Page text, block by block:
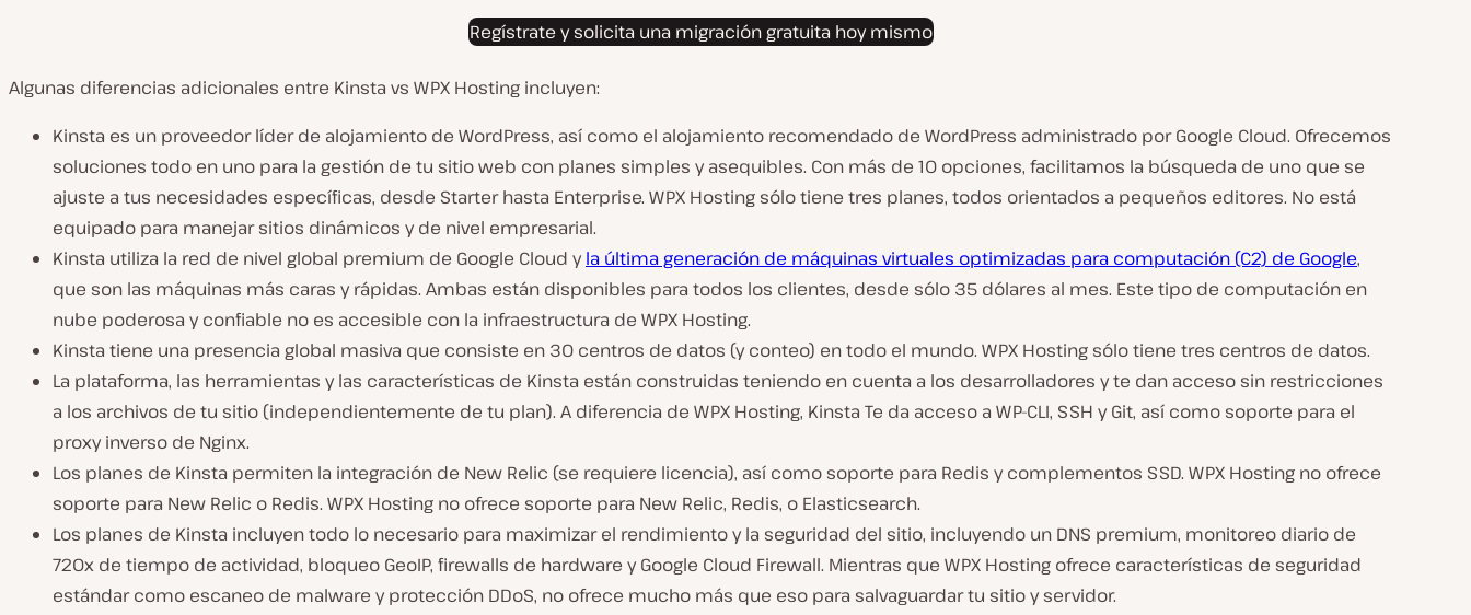
Regístrate y solicita una migración gratuita hoy mismo
Algunas diferencias adicionales entre Kinsta vs WPX Hosting incluyen:
Kinsta es un proveedor líder de alojamiento de WordPress, así como el alojamiento recomendado de WordPress administrado por Google Cloud. Ofrecemos
soluciones todo en uno para la gestión de tu sitio web con planes simples y asequibles. Con más de 10 opciones, facilitamos la búsqueda de uno que se
ajuste a tus necesidades específicas, desde Starter hasta Enterprise. WPX Hosting sólo tiene tres planes, todos orientados a pequeños editores. No está
equipado para manejar sitios dinámicos y de nivel empresarial.
Kinsta utiliza la red de nivel global premium de Google Cloud yla última generación de máquinas virtuales optimizadas para computación (C2) de Google,
que son las máquinas más caras y rápidas. Ambas están disponibles para todos los clientes, desde sólo 35 dólares al mes. Este tipo de computación en
nube poderosa y confiable no es accesible con la infraestructura de WPX Hosting.
Kinsta tiene una presencia global masiva que consiste en 30 centros de datos (y conteo) en todo el mundo. WPX Hosting sólo tiene tres centros de datos.
La plataforma, las herramientas y las características de Kinsta están construidas teniendo en cuenta a los desarrolladores y te dan acceso sin restricciones
a los archivos de tu sitio (independientemente de tu plan). A diferencia de WPX Hosting, Kinsta Te da acceso a WP-CLI, SSH y Git, así como soporte para el
proxy inverso de Nginx.
Los planes de Kinsta permiten la integración de New Relic (se requiere licencia), así como soporte para Redis y complementos SSD. WPX Hosting no ofrece
soporte para New Relic o Redis. WPX Hosting no ofrece soporte para New Relic, Redis, o Elasticsearch.
Los planes de Kinsta incluyen todo lo necesario para maximizar el rendimiento y la seguridad del sitio, incluyendo un DNS premium, monitoreo diario de
720x de tiempo de actividad, bloqueo GeoIP, firewalls de hardware y Google Cloud Firewall. Mientras que WPX Hosting ofrece características de seguridad
estándar como escaneo de malware y protección DDoS, no ofrece mucho más que eso para salvaguardar tu sitio y servidor.